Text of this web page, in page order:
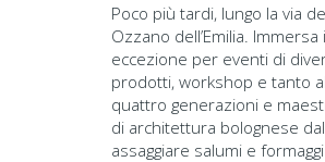
Poco più tardi, lungo la via
Ozzano dell’Emilia.
eccezione per eventi di
prodotti, workshop e tanto
quattro generazioni e
di architettura bolognese
assaggiare salumi e formaggi